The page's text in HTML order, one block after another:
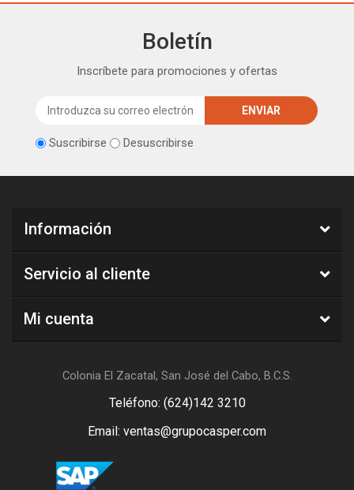
Boletín
Inscríbete para promociones y ofertas
Suscribirse Desuscribirse
Información
Servicio al cliente
Mi cuenta
Colonia El Zacatal, San José del Cabo, B.C.S.
Teléfono: (624)142 3210
Email: ventas@grupocasper.com